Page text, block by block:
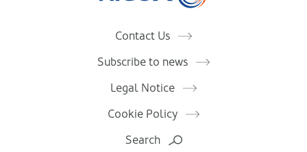
Contact Us
Subscribe to news
Legal Notice
Cookie Policy
Search